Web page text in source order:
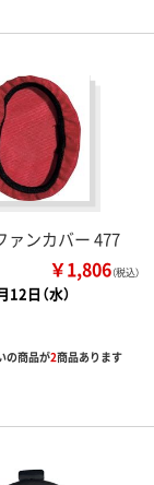
ァンカバー 477
￥1,806（税込）
12日（水）
の商品が2商品あります